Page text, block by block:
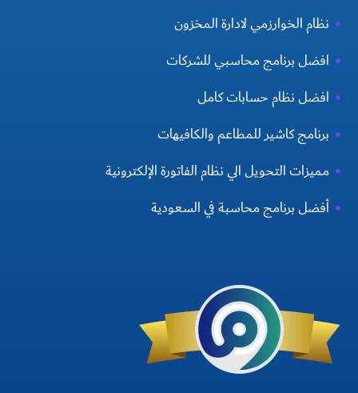
نظام الخوارزمي لادارة المخزون
افضل برنامج محاسبي للشركات
افضل نظام حسابات كامل
برنامج كاشير للمطاعم والكافيهات
مميزات التحويل الي نظام الفاتورة الإلكترونية
أفضل برنامج محاسبة في السعودية